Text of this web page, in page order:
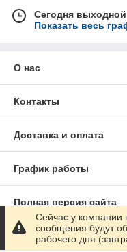
Сегодня выходной
Показать весь
О нас
Контакты
Доставка и оплата
График работы
Полная версия сайта
Сайт создан на
Сейчас у компании
сообщения будут
рабочего дня